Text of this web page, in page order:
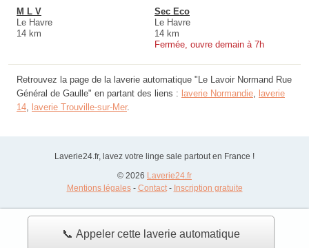
📞 Appeler cette laverie automatique
M L V
Le Havre
14 km
Sec Eco
Le Havre
14 km
Fermée, ouvre demain à 7h
Retrouvez la page de la laverie automatique "Le Lavoir Normand Rue
Général de Gaulle" en partant des liens : laverie Normandie, laverie
14, laverie Trouville-sur-Mer.
Laverie24.fr, lavez votre linge sale partout en France !
© 2026 Laverie24.fr
Mentions légales- Contact- Inscription gratuite